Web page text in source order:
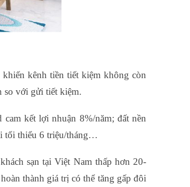
kênh tiền tiết kiệm không còn
so với gửi tiết kiệm.
kết lợi nhuận 8%/năm; đất nền
tối thiểu 6 triệu/tháng…
sạn tại Việt Nam thấp hơn 20-
thành giá trị có thể tăng gấp đôi